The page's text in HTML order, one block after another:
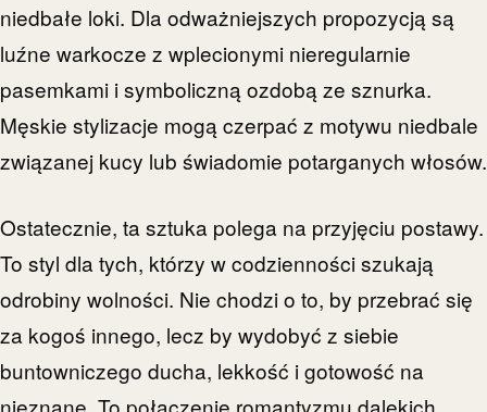
niedbałe loki. Dla odważniejszych propozycją są
luźne warkocze z wplecionymi nieregularnie
pasemkami i symboliczną ozdobą ze sznurka.
Męskie stylizacje mogą czerpać z motywu niedbale
związanej kucy lub świadomie potarganych włosów.
Ostatecznie, ta sztuka polega na przyjęciu postawy.
To styl dla tych, którzy w codzienności szukają
odrobiny wolności. Nie chodzi o to, by przebrać się
za kogoś innego, lecz by wydobyć z siebie
buntowniczego ducha, lekkość i gotowość na